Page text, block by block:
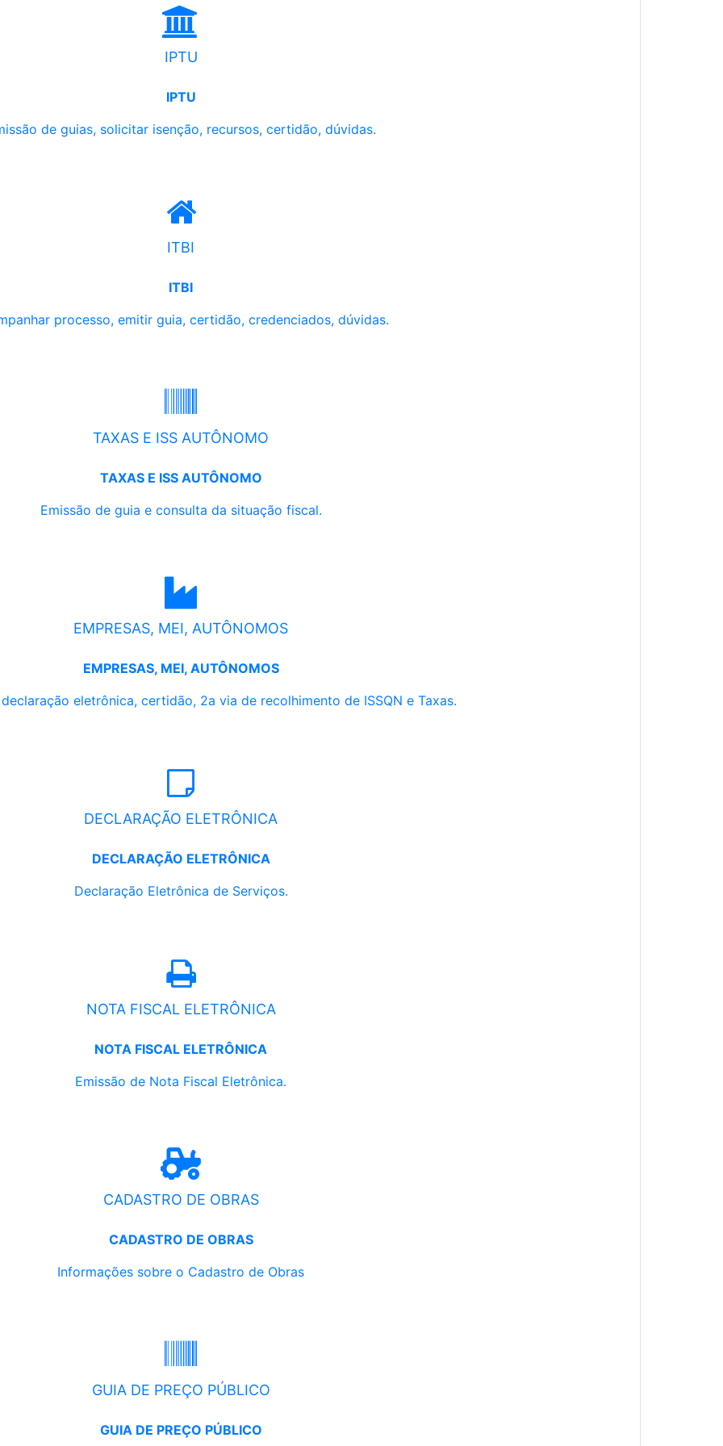
IPTU
IPTU
de guias, solicitar isenção, recursos, certidão, dúvidas.
ITBI
ITBI
processo, emitir guia, certidão, credenciados, dúvidas.
TAXAS E ISS AUTÔNOMO
TAXAS E ISS AUTÔNOMO
Emissão de guia e consulta da situação fiscal.
EMPRESAS, MEI, AUTÔNOMOS
EMPRESAS, MEI, AUTÔNOMOS
eletrônica, certidão, 2a via de recolhimento de ISSQN e Taxas.
DECLARAÇÃO ELETRÔNICA
DECLARAÇÃO ELETRÔNICA
Declaração Eletrônica de Serviços.
NOTA FISCAL ELETRÔNICA
NOTA FISCAL ELETRÔNICA
Emissão de Nota Fiscal Eletrônica.
CADASTRO DE OBRAS
CADASTRO DE OBRAS
Informações sobre o Cadastro de Obras
GUIA DE PREÇO PÚBLICO
GUIA DE PREÇO PÚBLICO